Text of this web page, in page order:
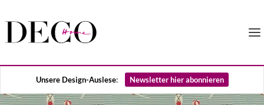
Unsere Design-Auslese: Newsletter hier abonnieren